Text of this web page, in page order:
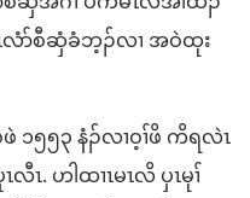
ၤ​လံာ်စီဆှံ​ခံဘ့ၣ်​လၢ အဝဲ​ထုး
၁၅၅၃ နံၣ်​လၢ​ဝ့ၢ်ဖိ ကိ​ရ​လဲၤ​
. ဟါထၢၤ​မၤလိ ပှၤ​မုၢ်